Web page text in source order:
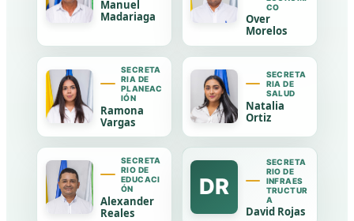
Manuel
Madariaga
CO
Over
Morelos
SECRETA
RIA DE
PLANEAC
IÓN
Ramona
Vargas
SECRETA
RIA DE
SALUD
Natalia
Ortiz
SECRETA
RIO DE
EDUCACI
ÓN
Alexander
Reales
DR
SECRETA
RIO DE
INFRAES
TRUCTUR
A
David Rojas